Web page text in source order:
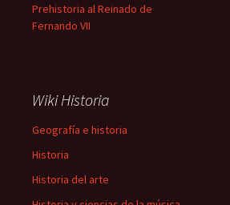
Prehistoria al Reinado de
Fernando VII
Wiki Historia
Geografía e historia
Historia
Historia del arte